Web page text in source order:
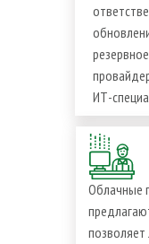
Облачные
позволяет
ИТ-